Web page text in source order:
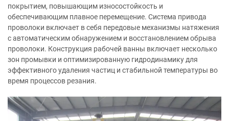
покрытием, повышающим износостойкость и
обеспечивающим плавное перемещение. Система привода
проволоки включает в себя передовые механизмы натяжения
с автоматическим обнаружением и восстановлением обрыва
проволоки. Конструкция рабочей ванны включает несколько
зон промывки и оптимизированную гидродинамику для
эффективного удаления частиц и стабильной температуры во
время процессов резания.